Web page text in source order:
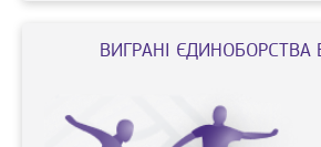
ВИГРАНI ЄДИНОБОРСТВА